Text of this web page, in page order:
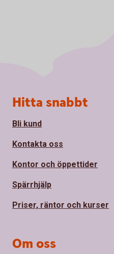
Sidfot
Hitta snabbt
Bli kund
Kontakta oss
Kontor och öppettider
Spärrhjälp
Priser, räntor och kurser
Om oss